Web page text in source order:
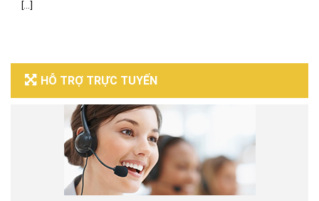
HỖ TRỢ TRỰC TUYẾN
[...]